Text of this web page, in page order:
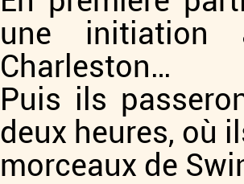
une initiation
Charleston…
Puis ils
deux heures, où
morceaux de